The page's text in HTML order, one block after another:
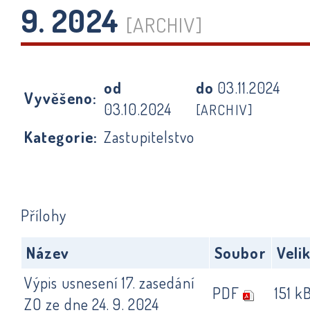
9. 2024 [ARCHIV]
Vyvěšeno:
od
03.10.2024
do 03.11.2024
[ARCHIV]
Kategorie: Zastupitelstvo
Přílohy
Název
Soubor
Výpis usnesení 17. zasedání
ZO ze dne 24. 9. 2024
PDF 151